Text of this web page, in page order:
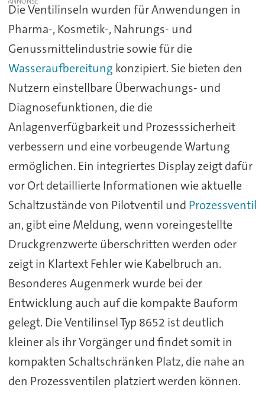
Die Ventilinseln wurden für Anwendungen in
Pharma-, Kosmetik-, Nahrungs- und
Genussmittelindustrie sowie für die
Wasseraufbereitung konzipiert. Sie bieten den
Nutzern einstellbare Überwachungs- und
Diagnosefunktionen, die die
Anlagenverfügbarkeit und Prozesssicherheit
verbessern und eine vorbeugende Wartung
ermöglichen. Ein integriertes Display zeigt dafür
vor Ort detaillierte Informationen wie aktuelle
Schaltzustände von Pilotventil und Prozessventil
an, gibt eine Meldung, wenn voreingestellte
Druckgrenzwerte überschritten werden oder
zeigt in Klartext Fehler wie Kabelbruch an.
Besonderes Augenmerk wurde bei der
Entwicklung auch auf die kompakte Bauform
gelegt. Die Ventilinsel Typ 8652 ist deutlich
kleiner als ihr Vorgänger und findet somit in
kompakten Schaltschränken Platz, die nahe an
den Prozessventilen platziert werden können.